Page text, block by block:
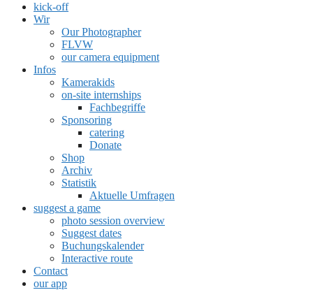
kick-off
Wir
Our Photographer
FLVW
our camera equipment
Infos
Kamerakids
on-site internships
Fachbegriffe
Sponsoring
catering
Donate
Shop
Archiv
Statistik
Aktuelle Umfragen
suggest a game
photo session overview
Suggest dates
Buchungskalender
Interactive route
Contact
our app